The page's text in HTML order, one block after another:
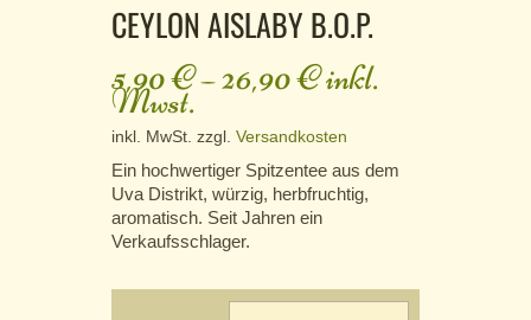
CEYLON AISLABY B.O.P.
5,90€–26,90€inkl.
Mwst.
inkl. MwSt. zzgl. Versandkosten
Ein hochwertiger Spitzentee aus dem
Uva Distrikt, würzig, herbfruchtig,
aromatisch. Seit Jahren ein
Verkaufsschlager.